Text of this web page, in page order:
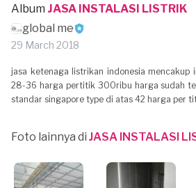
Album JASA INSTALASI LISTRIK
global me
29 March 2018
jasa ketenaga listrikan indonesia mencakup
28-36 harga pertitik 300ribu harga sudah
standar singapore type di atas 42 harga per
Foto lainnya di JASA INSTALASI